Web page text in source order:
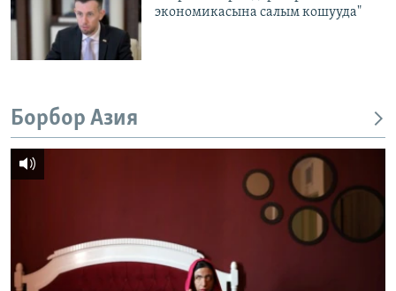
экономикасына салым кошууда"
Борбор Азия